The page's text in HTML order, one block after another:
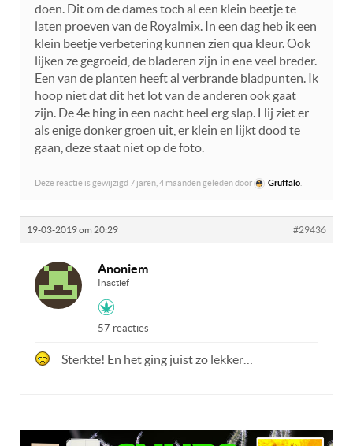
doen. Dit om de dames toch al een klein beetje te
laten proeven van de Royalmix. In een dag heb ik een
klein beetje verbetering kunnen zien qua kleur. Ook
lijken ze gegroeid, de bladeren zijn in ene veel breder.
Een van de planten heeft al verbrande bladpunten. Ik
hoop niet dat dit het lot van de anderen ook gaat
zijn. De 4e hing in een nacht heel erg slap. Hij ziet er
als enige donker groen uit, er klein en lijkt dood te
gaan, deze staat niet op de foto.
Deze reactie is gewijzigd 7 jaren, 4 maanden geleden door Gruffalo
19-03-2019 om 20:29 #29436
Anoniem
Inactief
57 reacties
Sterkte! En het ging juist zo lekker…